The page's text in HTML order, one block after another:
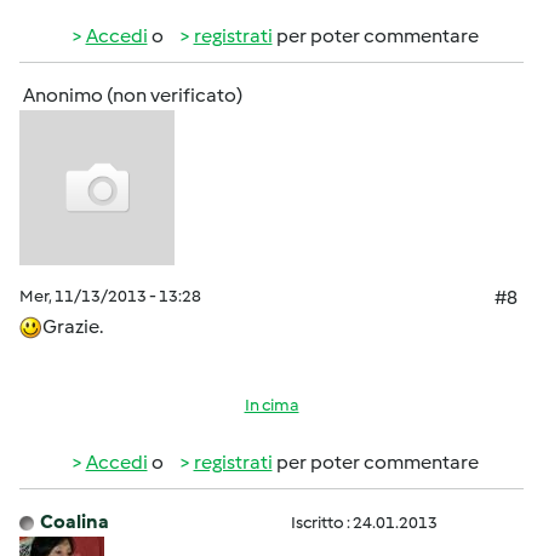
Accedi o registrati per poter commentare
Anonimo (non verificato)
Mer, 11/13/2013 - 13:28
#8
Grazie.
In cima
Accedi o registrati per poter commentare
Coalina Iscritto : 24.01.2013